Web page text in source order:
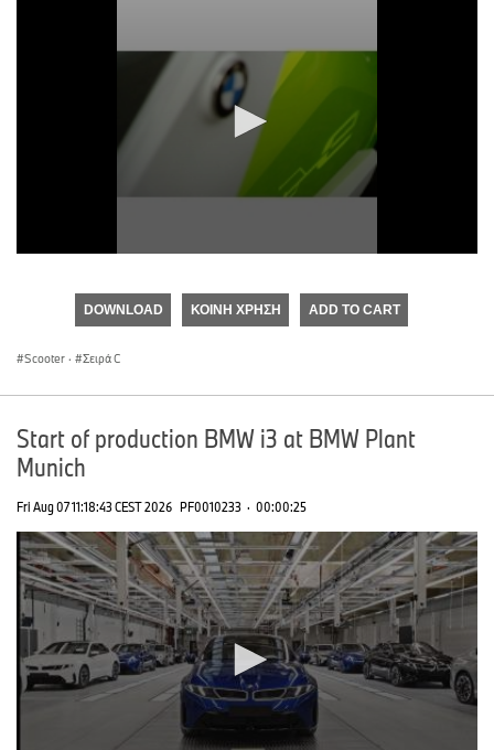
seconds
DOWNLOAD ΚΟΙΝΉ ΧΡΉΣΗ ADD TO CART
Scooter · Σειρά C
Start of production BMW i3 at BMW Plant
Munich
Fri Aug 07 11:18:43 CEST 2026 PF0010233 · 00:00:25